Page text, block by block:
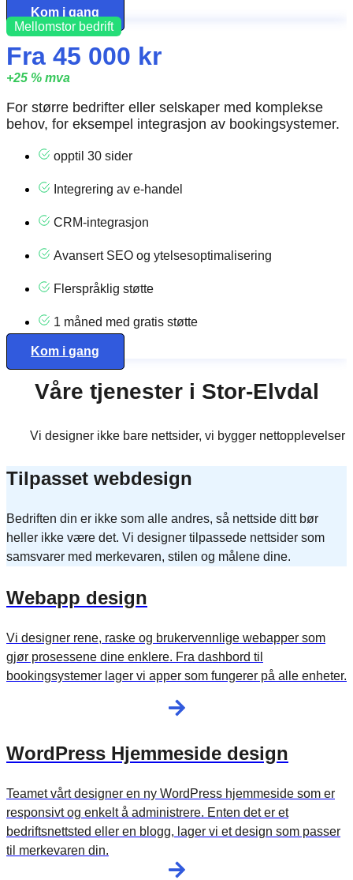
Kom i gang
Mellomstor bedrift
Fra 45 000 kr
+25 % mva
For større bedrifter eller selskaper med komplekse
behov, for eksempel integrasjon av bookingsystemer.
opptil 30 sider
Integrering av e-handel
CRM-integrasjon
Avansert SEO og ytelsesoptimalisering
Flerspråklig støtte
1 måned med gratis støtte
Kom i gang
Våre tjenester i Stor-Elvdal
Vi designer ikke bare nettsider, vi bygger
Tilpasset webdesign
Bedriften din er ikke som alle andres, så nettside ditt bør
heller ikke være det. Vi designer tilpassede nettsider som
samsvarer med merkevaren, stilen og målene dine.
Webapp design
Vi designer rene, raske og brukervennlige webapper som
gjør prosessene dine enklere. Fra dashbord til
bookingsystemer lager vi apper som fungerer på alle enheter.
WordPress Hjemmeside design
Teamet vårt designer en ny WordPress hjemmeside som er
responsivt og enkelt å administrere. Enten det er et
bedriftsnettsted eller en blogg, lager vi et design som passer
til merkevaren din.